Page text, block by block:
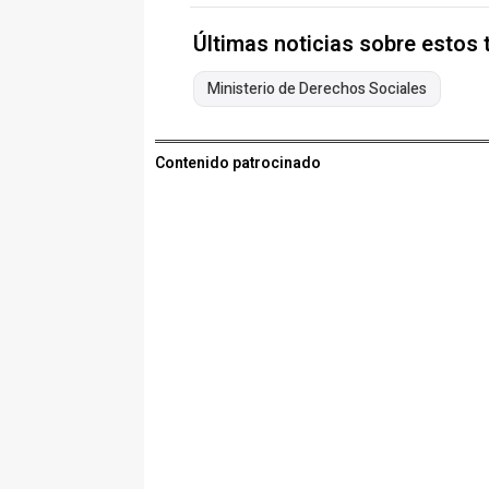
Últimas noticias sobre estos
Ministerio de Derechos Sociales
Contenido patrocinado